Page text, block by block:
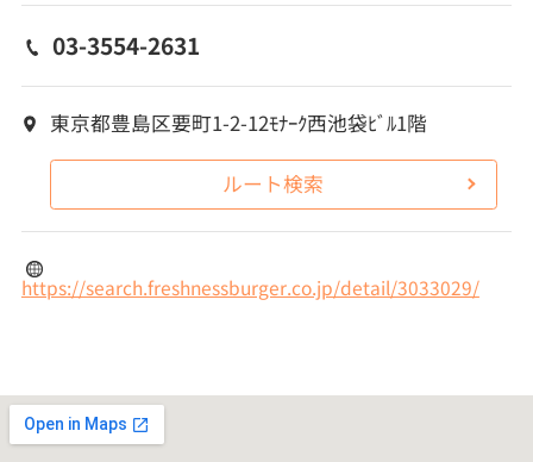
03-3554-2631
東京都豊島区要町1-2-12ﾓﾅｰｸ西池袋ﾋﾞﾙ1階
ルート検索
https://search.freshnessburger.co.jp/detail/3033029/